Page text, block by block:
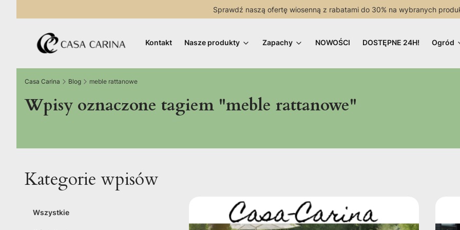
Sprawdź naszą ofertę wiosenną z rabatami do 30% na wybranych
Kontakt Nasze produkty Zapachy NOWOŚCI DOSTĘPNE 24H! Ogród
Casa Carina Blog meble rattanowe
Wpisy oznaczone tagiem "meble rattanowe"
Kategorie wpisów
Wszystkie